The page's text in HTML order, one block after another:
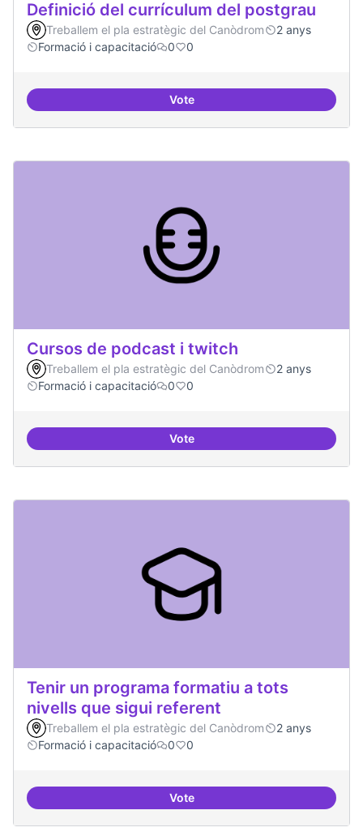
Definició del currículum del postgrau
Treballem el pla estratègic del Canòdrom
2 anys
Formació i capacitació
0 0
VoteDefinició del currículum del
Cursos de podcast i twitch
Treballem el pla estratègic del Canòdrom
2 anys
Formació i capacitació
0 0
VoteCursos de podcast i twitch
Tenir un programa formatiu a tots
nivells que sigui referent
Treballem el pla estratègic del Canòdrom
2 anys
Formació i capacitació
0 0
VoteTenir un programa formatiu a